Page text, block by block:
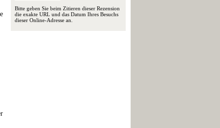
Bitte geben Sie beim Zitieren dieser Rezension
die exakte URL und das Datum Ihres Besuchs
dieser Online-Adresse an.